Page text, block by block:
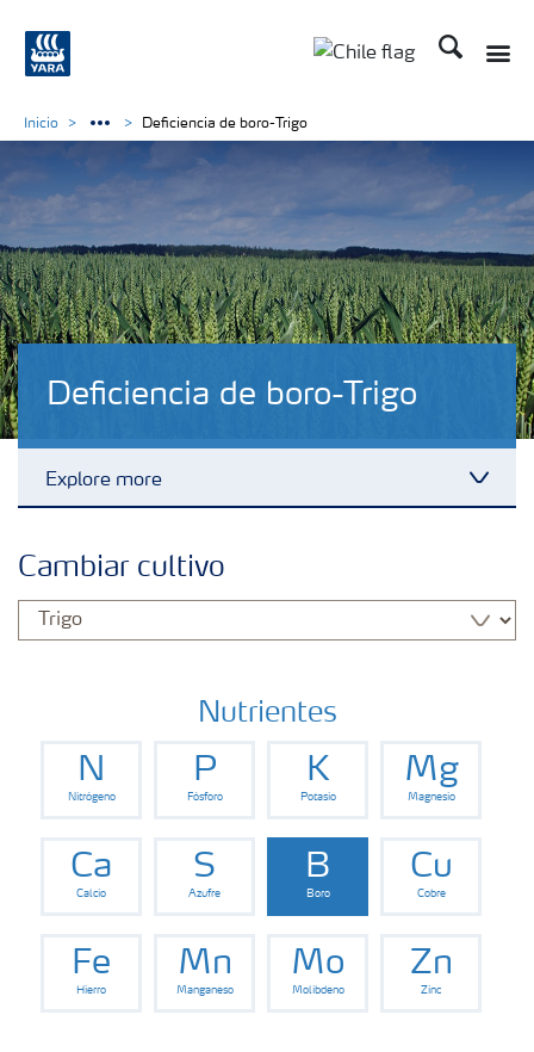
Buscar
Deficiencia de boro-Trigo
Explore more
Fertilizantes
Portafolio de Agricultura Digital
Almacenaje y manejo de fertilizantes
Soluciones por cultivos
Inicio Deficiencia de boro-Trigo
Cambiar cultivo
Nutrientes
N
Nitrógeno
P
Fósforo
K
Potasio
Mg
Magnesio
Ca
Calcio
S
Azufre
B
Boro
Cu
Cobre
Fe
Hierro
Mn
Manganeso
Mo
Molibdeno
Zn
Zinc